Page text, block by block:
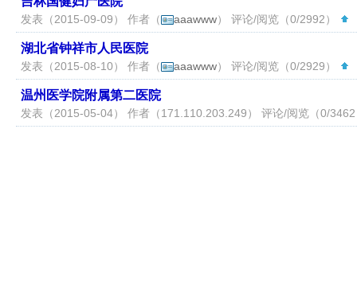
发表（2015-09-09） 作者（ aaawww） 评论/阅览（0/2992）
湖北省钟祥市人民医院
发表（2015-08-10） 作者（ aaawww） 评论/阅览（0/2929）
温州医学院附属第二医院
发表（2015-05-04） 作者（171.110.203.249） 评论/阅览（0/